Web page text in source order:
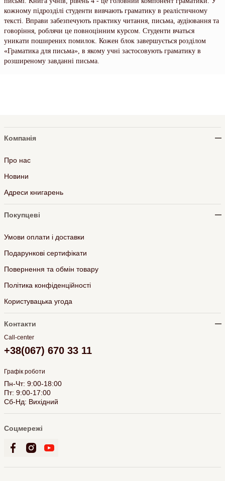
кожному підрозділі студенти вивчають граматику в реалістичному
тексті. Вправи забезпечують практику читання, письма, аудіювання та
говоріння, роблячи це повноцінним курсом. Студенти вчаться
уникати поширених помилок. Кожен блок завершується розділом
«Граматика для письма», в якому учні застосовують граматику в
розширеному завданні письма.
Компанія
Про нас
Новини
Адреси книгарень
Покупцеві
Умови оплати і доставки
Подарункові сертифікати
Повернення та обмін товару
Політика конфіденційності
Користувацька угода
Контакти
Call-center
+38(067) 670 33 11
Графік роботи
Пн-Чт: 9:00-18:00
Пт: 9:00-17:00
Сб-Нд: Вихідний
Соцмережі